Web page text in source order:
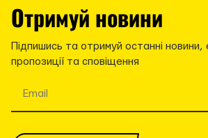
Отримуй новини
Підпишись та отримуй останні новини,
пропозиції та сповіщення